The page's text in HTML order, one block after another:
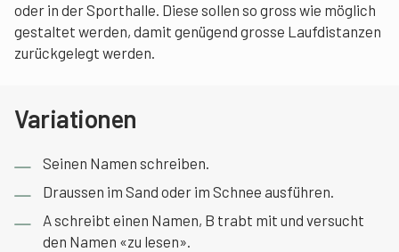
oder in der Sporthalle. Diese sollen so gross wie möglich
gestaltet werden, damit genügend grosse Laufdistanzen
zurückgelegt werden.
Variationen
Seinen Namen schreiben.
Draussen im Sand oder im Schnee ausführen.
A schreibt einen Namen, B trabt mit und versucht
den Namen «zu lesen».